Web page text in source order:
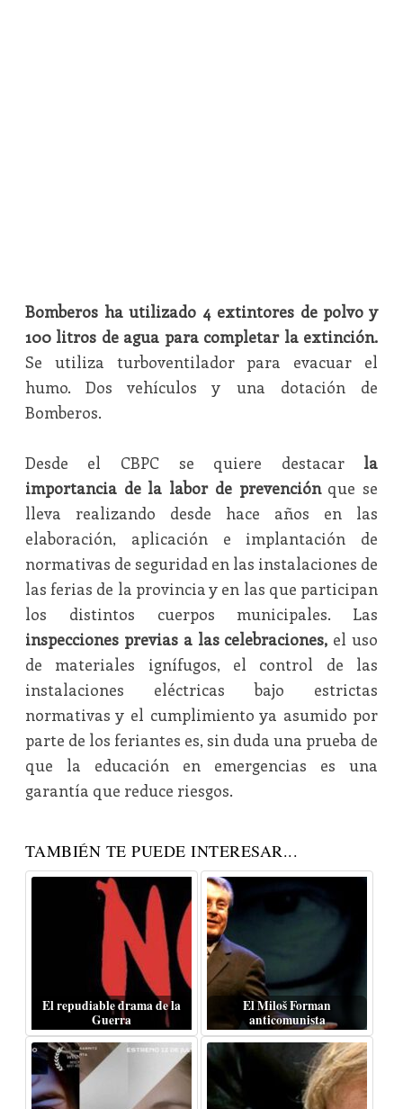
Bomberos ha utilizado 4 extintores de polvo y
100 litros de agua para completar la extinción.
Se utiliza turboventilador para evacuar el
humo. Dos vehículos y una dotación de
Bomberos.
Desde el CBPC se quiere destacar la
importancia de la labor de prevenciónque se
lleva realizando desde hace años en las
elaboración, aplicación e implantación de
normativas de seguridad en las instalaciones de
las ferias de la provincia y en las que participan
los distintos cuerpos municipales. Las
inspecciones previas a las celebraciones, el uso
de materiales ignífugos, el control de las
instalaciones eléctricas bajo estrictas
normativas y el cumplimiento ya asumido por
parte de los feriantes es, sin duda una prueba de
que la educación en emergencias es una
garantía que reduce riesgos.
TAMBIÉN TE PUEDE INTERESAR...
El repudiable drama de la
Guerra
El Miloš Forman
anticomunista